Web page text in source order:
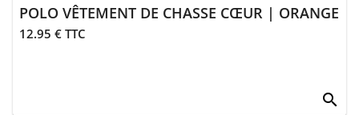
POLO VÊTEMENT DE CHASSE CŒUR | ORANGE
12.95 € TTC
search